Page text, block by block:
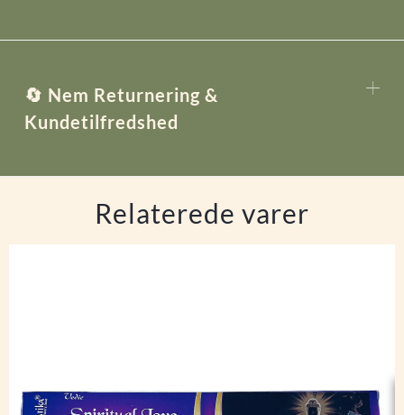
🔄 Nem Returnering &
Kundetilfredshed
Relaterede varer